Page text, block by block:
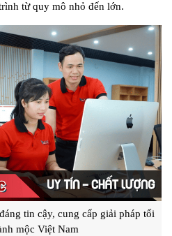
từ quy mô nhỏ đến lớn.
tin cậy, cung cấp giải pháp tối
mộc Việt Nam